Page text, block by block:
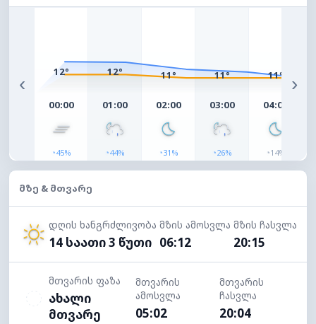
‹
12°
00:00
◔45%
12°
01:00
◔44%
11°
02:00
◔31%
11°
03:00
◔26%
11°
04:00
◔14%
›
ᲛᲖᲔ & ᲛᲗᲕᲐᲠᲔ
დღის ხანგრძლივობა
14 საათი 3 წუთი
მზის ამოსვლა
06:12
მზის ჩასვლა
20:15
მთვარის ფაზა
ახალი
მთვარე
მთვარის
ამოსვლა
05:02
მთვარის
ჩასვლა
20:04